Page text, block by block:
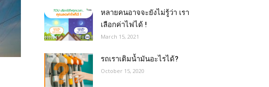
หลายคนอาจจะยังไม่รู้ว่า เรา
เลือกค่าไฟได้ !
March 15, 2021
รถเราเติมน้ำมันอะไรได้?​
October 15, 2020